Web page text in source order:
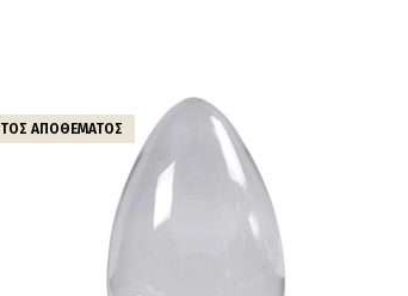
ΑΠΟΘΈΜΑΤΟΣ